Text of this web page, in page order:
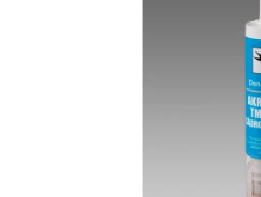
Zásady používania súborov
Podmínky ochrany osobních